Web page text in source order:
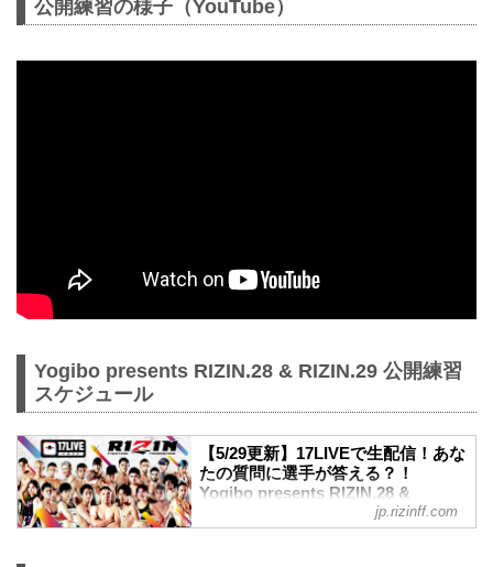
公開練習の様子（YouTube）
Yogibo presents RIZIN.28 & RIZIN.29 公開練習
スケジュール
【5/29更新】17LIVEで生配信！あな
たの質問に選手が答える？！
Yogibo presents RIZIN.28 &
RIZIN.29 公開練習 - RIZIN
FIGHTING FEDERATION オフィシ
jp.rizinff.com